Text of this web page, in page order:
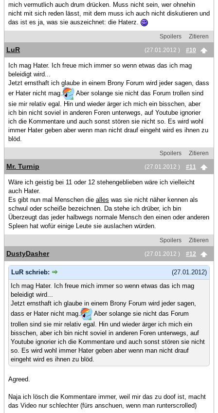
mich vermutlich auch drum drücken. Muss nicht sein, wer ohnehin
nicht mit sich reden lässt, mit dem muss ich auch nicht diskutieren und
das ist es ja, was sie auszeichnet: die Haterz.
Spoilers
Zitieren
(27.01.2012 )
#10
LuR
Ich mag Hater. Ich freue mich immer so wenn etwas das ich mag
beleidigt wird...
Jetzt ernsthaft ich glaube in einem Brony Forum wird jeder sagen, dass
er Hater nicht mag.
Aber solange sie nicht das Forum trollen sind
sie mir relativ egal. Hin und wieder ärger ich mich ein bisschen, aber
ich bin nicht soviel in anderen Foren unterwegs, auf Youtube ignorier
ich die Kommentare und auch sonst stören sie nicht so. Es wird wohl
immer Hater geben aber wenn man nicht drauf eingeht wird es ihnen zu
blöd.
Spoilers
Zitieren
(27.01.2012 )
#11
Mr. Turnip
Wäre ich geistig bei 11 oder 12 stehengeblieben wäre ich vielleicht
auch Hater.
Es gibt nun mal Menschen die alles was sie nicht näher kennen als
schwul oder scheiße bezeichnen. Da stehe ich drüber, ich bin
Überzeugt das jeder halbwegs normale Mensch den einen oder anderen
Spleen hat wofür einige Leute sie auslachen würden.
Spoilers
Zitieren
(27.01.2012 )
#12
DustyDasher
(27.01.2012)
LuR schrieb:
Ich mag Hater. Ich freue mich immer so wenn etwas das ich mag
beleidigt wird...
Jetzt ernsthaft ich glaube in einem Brony Forum wird jeder sagen,
dass er Hater nicht mag.
Aber solange sie nicht das Forum
trollen sind sie mir relativ egal. Hin und wieder ärger ich mich ein
bisschen, aber ich bin nicht soviel in anderen Foren unterwegs, auf
Youtube ignorier ich die Kommentare und auch sonst stören sie nicht
so. Es wird wohl immer Hater geben aber wenn man nicht drauf
eingeht wird es ihnen zu blöd.
Agreed.
Naja ich lösch die Kommentare immer, weil mir das zu doof ist, macht
das Video nur schlechter (fürs anschuen, wenn man runterscrolled)